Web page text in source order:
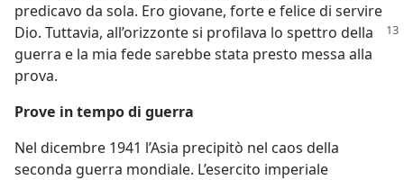
predicavo da sola. Ero giovane, forte e felice di servire
Dio. Tuttavia, all’orizzonte si profilava lo spettro della
guerra e la mia fede sarebbe stata presto messa alla
prova.
Prove in tempo di guerra
Nel dicembre 1941 l’Asia precipitò nel caos della
seconda guerra mondiale. L’esercito imperiale